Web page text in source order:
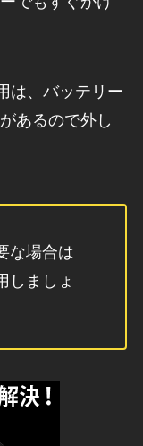
は、バッテリー
あるので外し
な場合は
しましょ